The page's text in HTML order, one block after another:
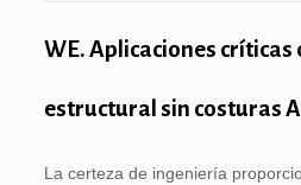
WE. Aplicaciones críticas
estructural sin costuras
La certeza de ingeniería